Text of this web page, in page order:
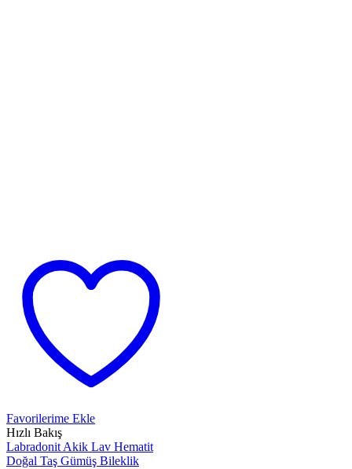
Favorilerime Ekle
Hızlı Bakış
Labradonit Akik Lav Hematit
Doğal Taş Gümüş Bileklik